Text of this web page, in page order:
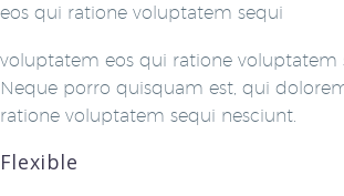
eos qui ratione voluptatem sequi
voluptatem eos qui ratione voluptatem
Neque porro quisquam est, qui
ratione voluptatem sequi nesciunt.
Flexible